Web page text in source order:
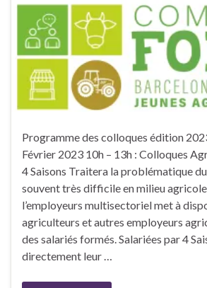
Programme des colloques édition
Février 2023 10h – 13h : Colloques
4 Saisons Traitera la problématique
souvent très difficile en milieu
l’employeurs multisectoriel met à
agriculteurs et autres employeurs
des salariés formés. Salariées par 4
directement leur …